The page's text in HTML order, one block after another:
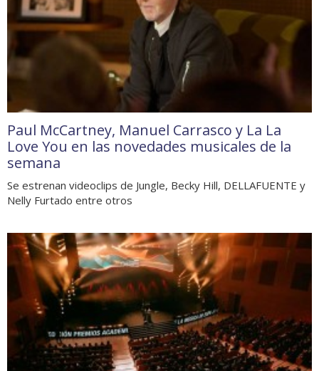
Paul McCartney, Manuel Carrasco y La La
Love You en las novedades musicales de la
semana
Se estrenan videoclips de Jungle, Becky Hill, DELLAFUENTE y
Nelly Furtado entre otros